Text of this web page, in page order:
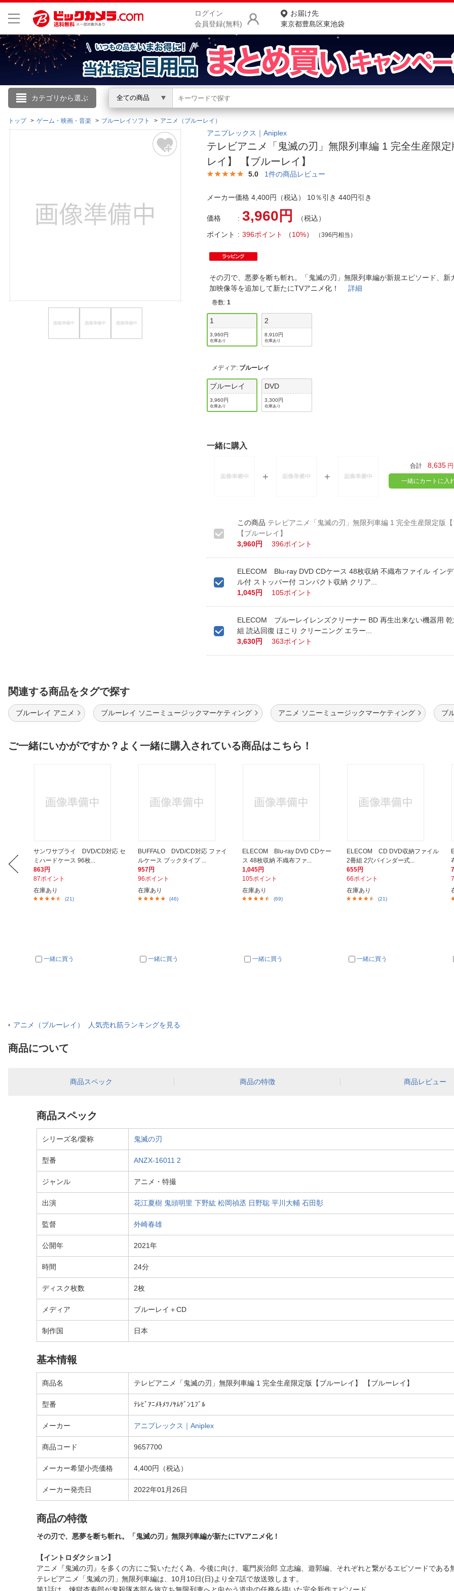
ログイン
会員登録(無料)
お届け先
東京都豊島区東池袋
カテゴリから選ぶ 全ての商品
こんにちは
ログイン
閲覧履歴
商品をさがす
ランキングからさがす
カテゴリ一覧からさがす
ご利用ガイド
よくある質問・お問合せ
トップ ゲーム・映画・音楽 ブルーレイソフト アニメ（ブルーレイ）
アニプレックス｜Aniplex
テレビアニメ「鬼滅の刃」無限列車編 1 完全生産限
レイ】 【ブルーレイ】
5.0 1件の商品レビュー
メーカー価格 4,400円（税込） 10％引き 440円引き
価格 3,960円
（税込）
ポイント
396ポイント （10%） （396円相当）
その刃で、悪夢を断ち斬れ。「鬼滅の刃」無限列車編が新規エピソード、新
加映像等を追加して新たにTVアニメ化！詳細
巻数:1
1
3,960円
在庫あり
2
8,910円
在庫あり
メディア: ブルーレイ
ブルーレイ
3,960円
在庫あり
DVD
3,300円
在庫あり
一緒に購入
合計 8,635 円
一緒にカートに入
テレビアニメ「鬼滅の刃」無限列車編 1 完全生産限定版【
【ブルーレイ】
3,960円
396ポイント
ELECOM Blu-ray DVD CDケース 48枚収納 不織布ファイル イン
ル付 ストッパー付 コンパクト収納 クリア...
1,045円
105ポイント
ELECOM ブルーレイレンズクリーナー BD 再生出来ない機器用
組 読込回復 ほこり クリーニング エラー...
3,630円
363ポイント
関連する商品をタグで探す
ブルーレイ アニメ ブルーレイ ソニーミュージックマーケティング アニメ ソニーミュージックマーケティング ブ
ご一緒にいかがですか？よく一緒に購入されている商品はこちら！
サンワサプライ DVD/CD対応 セ
ミハードケース 96枚...
863円
87ポイント
在庫あり
(21)
一緒に買う
BUFFALO DVD/CD対応 ファイ
ルケース ブックタイプ ...
957円
96ポイント
在庫あり
(46)
一緒に買う
ELECOM Blu-ray DVD CDケー
ス 48枚収納 不織布ファ...
1,045円
105ポイント
在庫あり
(69)
一緒に買う
ELECOM CD DVD収納ファイル
2冊組 2穴バインダー式...
655円
66ポイント
在庫あり
(21)
一緒に買う
アニメ（ブルーレイ） 人気売れ筋ランキングを見る
商品について
商品スペック 商品の特徴 商品レビュー
商品スペック
シリーズ名/愛称 鬼滅の刃
型番 ANZX-16011 2
ジャンル アニメ・特撮
出演 花江夏樹 鬼頭明里 下野紘 松岡禎丞 日野聡 平川大輔 石田彰
監督 外崎春雄
公開年 2021年
時間 24分
ディスク枚数 2枚
メディア ブルーレイ＋CD
制作国 日本
基本情報
商品名 テレビアニメ「鬼滅の刃」無限列車編 1 完全生産限定版【ブルーレイ】 【ブルーレイ】
型番 ﾃﾚﾋﾞｱﾆﾒｷﾒﾂﾉﾔﾑｹﾞﾝ1ﾌﾞﾙ
メーカー アニプレックス｜Aniplex
商品コード 9657700
メーカー希望小売価格 4,400円（税込）
メーカー発売日 2022年01月26日
商品の特徴
その刃で、悪夢を断ち斬れ。「鬼滅の刃」無限列車編が新たにTVアニメ化！
【イントロダクション】
アニメ『鬼滅の刃』を多くの方にご覧いただく為、今後に向け、竈門炭治郎 立志編、遊郭編、それぞれと繋がるエピソードである
テレビアニメ「鬼滅の刃」無限列車編は、10月10日(日)より全7話で放送致します。